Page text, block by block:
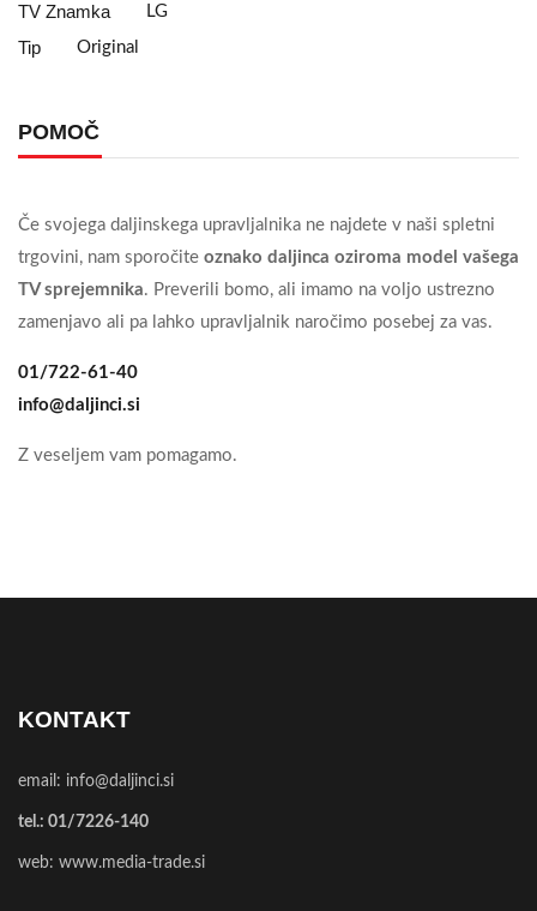
TV Znamka LG
Tip Original
POMOČ
Če svojega daljinskega upravljalnika ne najdete v naši spletni
trgovini, nam sporočite oznako daljinca oziroma model vašega
TV sprejemnika. Preverili bomo, ali imamo na voljo ustrezno
zamenjavo ali pa lahko upravljalnik naročimo posebej za vas.
01/722-61-40
info@daljinci.si
Z veseljem vam pomagamo.
KONTAKT
email: info@daljinci.si
tel.: 01/7226-140
web: www.media-trade.si